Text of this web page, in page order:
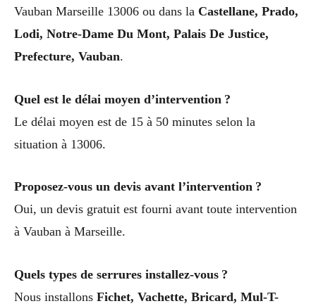
Vauban Marseille 13006 ou dans la Castellane, Prado,
Lodi, Notre-Dame Du Mont, Palais De Justice,
Prefecture, Vauban.
Quel est le délai moyen d’intervention ?
Le délai moyen est de 15 à 50 minutes selon la
situation à 13006.
Proposez-vous un devis avant l’intervention ?
Oui, un devis gratuit est fourni avant toute intervention
à Vauban à Marseille.
Quels types de serrures installez-vous ?
Nous installons Fichet, Vachette, Bricard, Mul-T-